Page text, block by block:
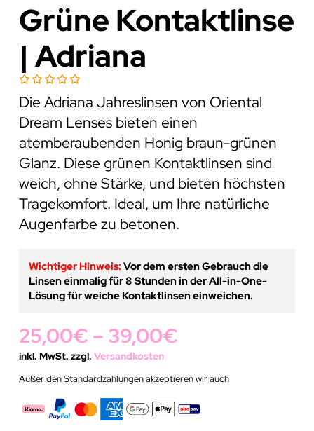
Grüne Kontaktlinse
| Adriana
Die Adriana Jahreslinsen von Oriental
Dream Lenses bieten einen
atemberaubenden Honig braun-grünen
Glanz. Diese grünen Kontaktlinsen sind
weich, ohne Stärke, und bieten höchsten
Tragekomfort. Ideal, um Ihre natürliche
Augenfarbe zu betonen.
Wichtiger Hinweis:Vor dem ersten Gebrauch die
Linsen einmalig für 8 Stunden in der All-in-One-
Lösung für weiche Kontaktlinsen einweichen.
25,00€ – 39,00€
inkl. MwSt. zzgl. Versandkosten
Außer den Standardzahlungen akzeptieren wir auch